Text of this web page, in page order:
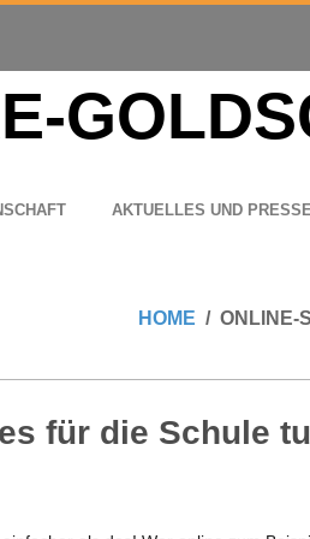
AKTU­EL­LES UND PRESSE
HOME ONLINE-
für die Schule